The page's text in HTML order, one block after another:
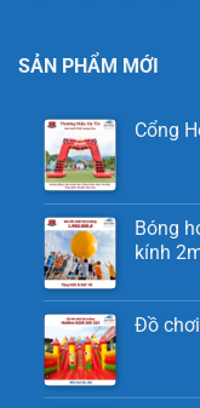
SẢN PHẨM MỚI
Cổng
Bóng
kính
Đồ